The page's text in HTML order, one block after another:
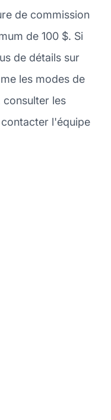
de commission
de 100 $. Si
de détails sur
les modes de
consulter les
l'équipe